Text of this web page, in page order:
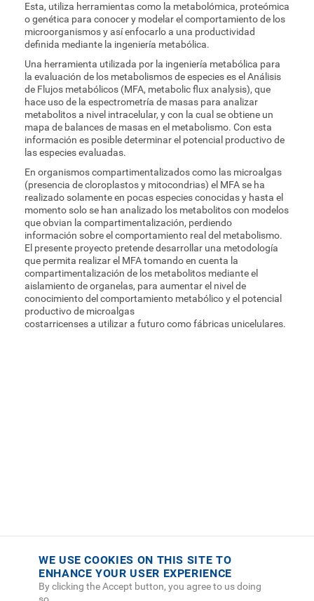
Esta, utiliza herramientas como la metabolómica, proteómica
o genética para conocer y modelar el comportamiento de los
microorganismos y así enfocarlo a una productividad
definida mediante la ingeniería metabólica.
Una herramienta utilizada por la ingeniería metabólica para
la evaluación de los metabolismos de especies es el Análisis
de Flujos metabólicos (MFA, metabolic flux analysis), que
hace uso de la espectrometría de masas para analizar
metabolitos a nivel intracelular, y con la cual se obtiene un
mapa de balances de masas en el metabolismo. Con esta
información es posible determinar el potencial productivo de
las especies evaluadas.
En organismos compartimentalizados como las microalgas
(presencia de cloroplastos y mitocondrias) el MFA se ha
realizado solamente en pocas especies conocidas y hasta el
momento solo se han analizado los metabolitos con modelos
que obvian la compartimentalización, perdiendo
información sobre el comportamiento real del metabolismo.
El presente proyecto pretende desarrollar una metodología
que permita realizar el MFA tomando en cuenta la
compartimentalización de los metabolitos mediante el
aislamiento de organelas, para aumentar el nivel de
conocimiento del comportamiento metabólico y el potencial
productivo de microalgas
costarricenses a utilizar a futuro como fábricas unicelulares.
WE USE COOKIES ON THIS SITE TO
ENHANCE YOUR USER EXPERIENCE
By clicking the Accept button, you agree to us doing